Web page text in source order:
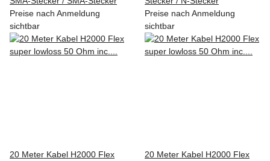
Preise nach Anmeldung
sichtbar
Preise nach Anmeldung
sichtbar
20 Meter Kabel H2000 Flex
20 Meter Kabel H2000 Flex